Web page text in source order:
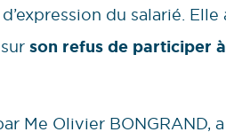
du salarié. Elle
son refus de participer
Me Olivier BONGRAND,